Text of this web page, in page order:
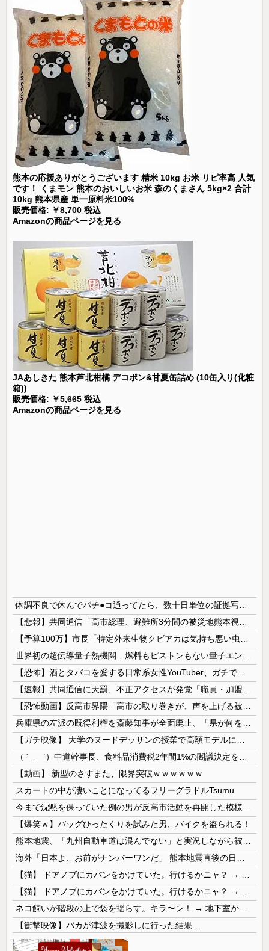
熊本の応援ありがとうございます 精米 10kg お米 リピ率高 人気
です！ くまモン 熊本のおいしいお米 森のくまさん 5kg×2 合計
10kg 熊本県産 単一原料米100%
販売価格: ￥8,700 税込
Amazonの商品ページを見る
JAあしきた 熊本芦北柑橘 デコポン&甘夏缶詰め (10缶入り(化粧
箱))
販売価格: ￥5,665 税込
Amazonの商品ページを見る
【動画】 新型のさすまた、限界突破ｗｗｗｗｗｗ
スカートの中が凄いことになってるフリーグラドルTsumu
【爆笑ｗ】バッグひったくりを試みた男、バイクを盗られる！
【衝撃映像】バカが津波を撮影しに行った結果…